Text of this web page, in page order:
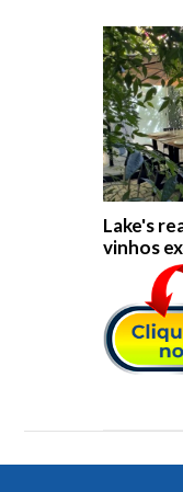
Lake's
vinhos